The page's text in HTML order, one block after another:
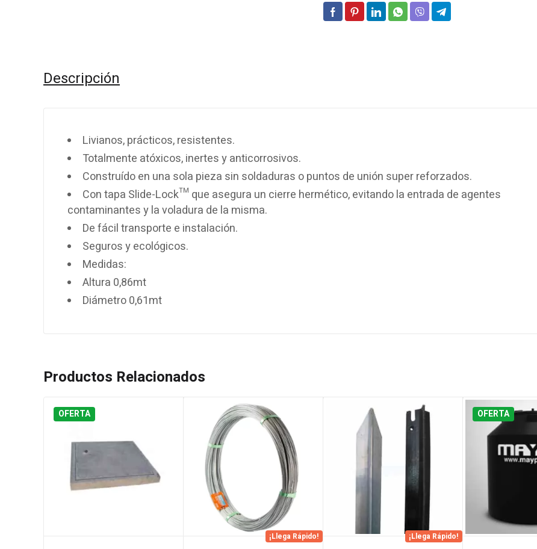
Descripción
Livianos, prácticos, resistentes.
Totalmente atóxicos, inertes y anticorrosivos.
Construído en una sola pieza sin soldaduras o puntos de unión super reforzados.
Con tapa Slide-Lock™ que asegura un cierre hermético, evitando la entrada de agentes
contaminantes y la voladura de la misma.
De fácil transporte e instalación.
Seguros y ecológicos.
Medidas:
Altura 0,86mt
Diámetro 0,61mt
Productos Relacionados
OFERTA
¡Llega Rápido! ¡Llega Rápido!
OFERTA